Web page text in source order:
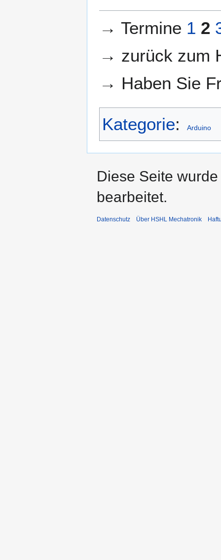
→ Termine 1 2
→ zurück zum
→ Haben Sie
Kategorie: Arduino
Diese Seite
bearbeitet.
Datenschutz Über HSHL Mechatronik